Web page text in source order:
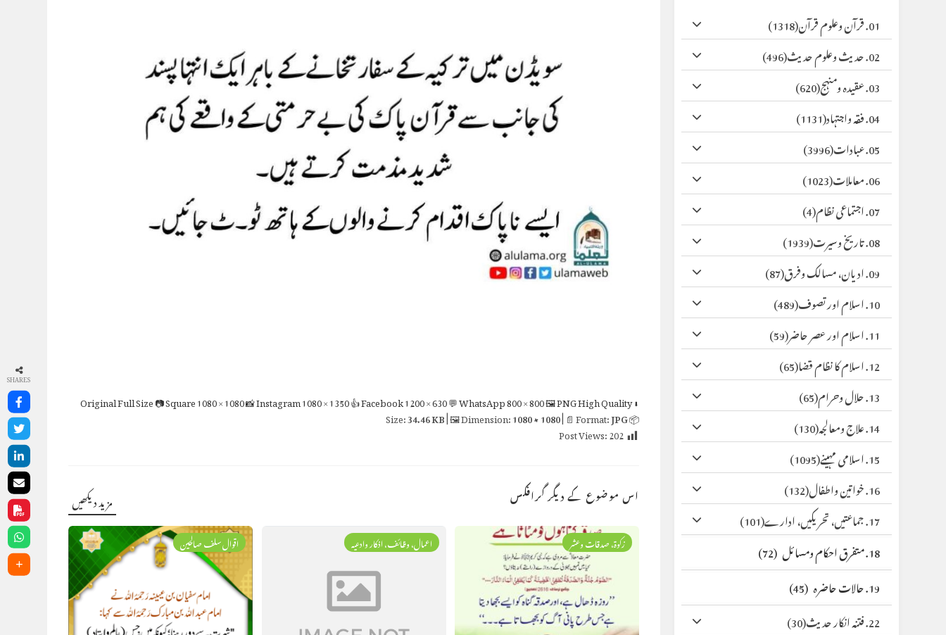
⬇ Original
Full Size📷 Square1080 × 1080📸 Instagram1080 × 1350👍 Facebook1200 × 630💬 WhatsApp800 × 800🖼 PNGHigh Quality
📦 Size:
34.46 KB| 🖼 Dimension:1080 × 1080| 📄 Format:JPG
Post Views:202
اس موضوع کے دیگر گرافکس مزید دیکھیں
اقوال سلف صالحین اعمال، وظائف، اذکار وادعیہ زکوۃ، صدقات وعشر
01. قرآن وعلوم قرآن
(1318)
02. حدیث وعلوم حدیث
(496)
03. عقیدہ ومنہج
(620)
04. فقہ واجتہاد
(1131)
05. عبادات
(3996)
06. معاملات
(1023)
07. اجتماعی نظام
(4)
08. تاریخ وسیرت
(1939)
09. ادیان، مسالک وفرق
(87)
10. اسلام اور تصوف
(489)
11. اسلام اور عصر حاضر
(59)
12. اسلام کا نظام قضا
(65)
13. حلال وحرام
(65)
14. علاج ومعالجہ
(130)
15. اسلامی مہینے
(1095)
16. خواتین واطفال
(132)
17. جماعتیں، تحریکیں، ادارے
(101)
18. متفرق احکام ومسائل
(72)
19. حالات حاضرہ
(45)
22. فتنہ انکار حدیث
(30)
SHARES